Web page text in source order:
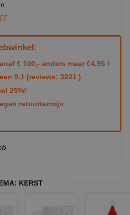
€ 100,- anders maar €4,95 !
9.1 (reviews: 3201 )
25%!
retourtermijn
KERST